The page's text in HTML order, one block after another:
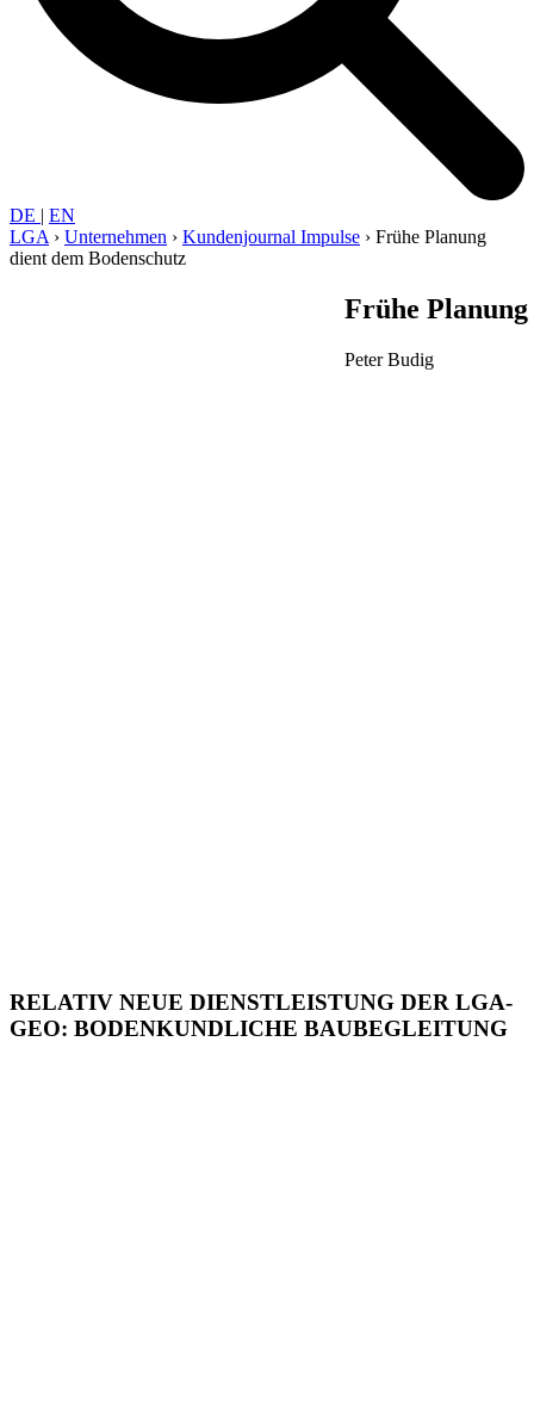
DE
EN
LGA › Unter­nehmen › Kunden­journal Impulse › Frühe Planung
dient dem Bodenschutz
Frühe Planung
Peter Budig
RELATIV NEUE DIENSTLEISTUNG DER LGA-
GEO: BODENKUNDLICHE BAUBEGLEITUNG